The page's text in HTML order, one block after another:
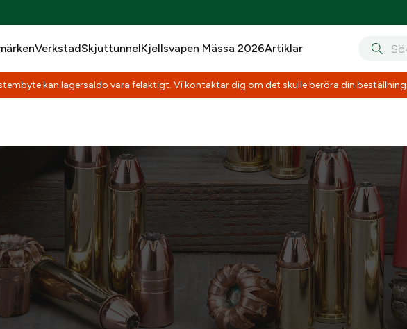
VerkstadSkjuttunnelKjellsvapen Mässa 2026Artiklar
kan lagersaldo vara felaktigt. Vi kontaktar dig om det skulle beröra din beställning.